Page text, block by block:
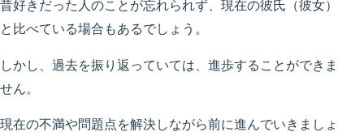
昔好きだった人のことが忘れられず、現在の彼氏（彼女）
と比べている場合もあるでしょう。
しかし、過去を振り返っていては、進歩することができま
せん。
現在の不満や問題点を解決しながら前に進んでいきましょ